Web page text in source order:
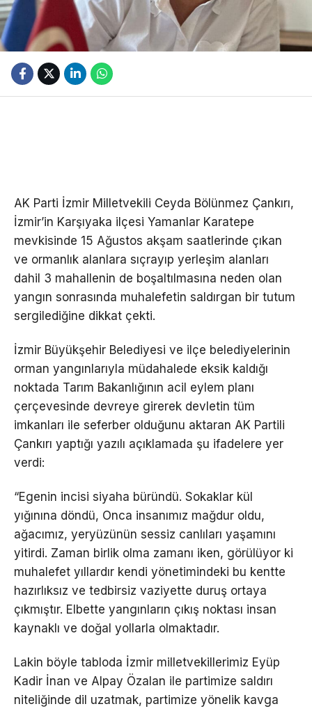
AK Parti İzmir Milletvekili Ceyda Bölünmez Çankırı,
İzmir’in Karşıyaka ilçesi Yamanlar Karatepe
mevkisinde 15 Ağustos akşam saatlerinde çıkan
ve ormanlık alanlara sıçrayıp yerleşim alanları
dahil 3 mahallenin de boşaltılmasına neden olan
yangın sonrasında muhalefetin saldırgan bir tutum
sergilediğine dikkat çekti.
İzmir Büyükşehir Belediyesi ve ilçe belediyelerinin
orman yangınlarıyla müdahalede eksik kaldığı
noktada Tarım Bakanlığının acil eylem planı
çerçevesinde devreye girerek devletin tüm
imkanları ile seferber olduğunu aktaran AK Partili
Çankırı yaptığı yazılı açıklamada şu ifadelere yer
verdi:
“Egenin incisi siyaha büründü. Sokaklar kül
yığınına döndü, Onca insanımız mağdur oldu,
ağacımız, yeryüzünün sessiz canlıları yaşamını
yitirdi. Zaman birlik olma zamanı iken, görülüyor ki
muhalefet yıllardır kendi yönetimindeki bu kentte
hazırlıksız ve tedbirsiz vaziyette duruş ortaya
çıkmıştır. Elbette yangınların çıkış noktası insan
kaynaklı ve doğal yollarla olmaktadır.
Lakin böyle tabloda İzmir milletvekillerimiz Eyüp
Kadir İnan ve Alpay Özalan ile partimize saldırı
niteliğinde dil uzatmak, partimize yönelik kavga